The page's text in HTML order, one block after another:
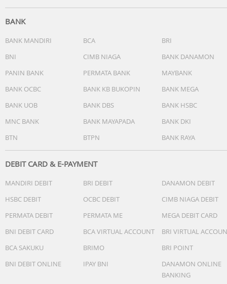
BANK
BANK MANDIRI BCA
BRI
BNI
CIMB NIAGA
BANK DANAMON
PANIN BANK
PERMATA BANK
MAYBANK
BANK OCBC
BANK KB BUKOPIN
BANK MEGA
BANK UOB
BANK DBS
BANK HSBC
MNC BANK
BANK MAYAPADA
BANK DKI
BTN
BTPN BANK RAYA
DEBIT CARD & E-PAYMENT
MANDIRI DEBIT BRI DEBIT
DANAMON DEBIT
HSBC DEBIT
OCBC DEBIT
CIMB NIAGA DEBIT
PERMATA DEBIT
PERMATA ME
MEGA DEBIT CARD
BNI DEBIT CARD
BCA VIRTUAL ACCOUNT
BRI VIRTUAL
BCA SAKUKU
BRIMO
BRI POINT
BNI DEBIT ONLINE
IPAY BNI
DANAMON ONLINE
BANKING